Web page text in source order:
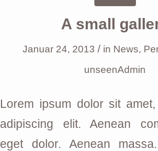
A small
Januar 24, 2013 / in News,
unseenAdmin
Lorem ipsum dolor sit
adipiscing elit. Aenean
eget dolor. Aenean